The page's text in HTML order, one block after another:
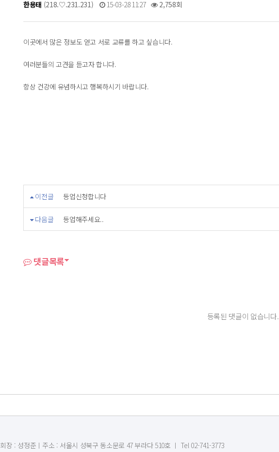
한용태 (218.♡.231.231) 15-03-28 11:27 2,758회
이곳에서 많은 정보도 얻고 서로 교류를 하고 싶습니다.
여러분들의 고견을 듣고자 합니다.
항상 건강에 유념하시고 행복하시기 바랍니다.
이전글 등업신청합니다
다음글 등업해주세요..
댓글목록
등록된 댓글이 없습니다.
회장 : 성정준ㅣ주소 : 서울시 성북구 동소문로 47 부라다 510호 ㅣ Tel 02-741-3773